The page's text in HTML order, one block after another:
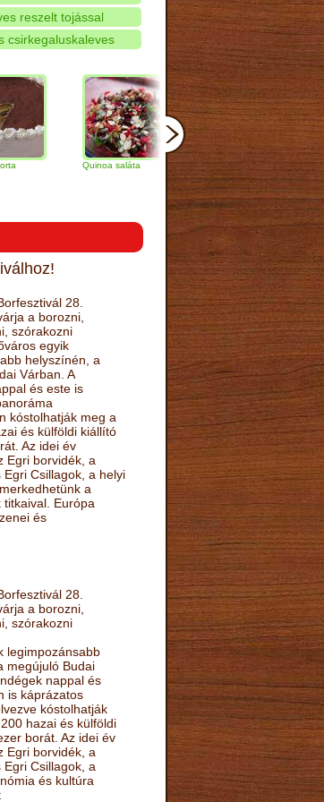
reszelt tojással
csirkegaluskaleves
Quinoa saláta Mandulás kifli
narancs
28.
a borozni,
szórakozni
egyik
helyszínén, a
Várban. A
és este is
kóstolhatják meg a
és külföldi kiállító
Az idei év
Egri borvidék, a
Egri Csillagok, a helyi
a
Európa
és
28.
a borozni,
szórakozni
legimpozánsabb
megújuló Budai
nappal és
is káprázatos
kóstolhatják
hazai és külföldi
borát. Az idei év
Egri borvidék, a
Egri Csillagok, a
és kultúra